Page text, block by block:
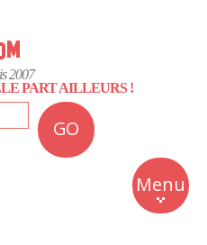
2007
PART AILLEURS !
GO
Menu
Insolite
Business